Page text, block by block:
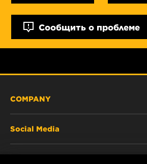
Сообщить о проблеме
COMPANY
Social Media